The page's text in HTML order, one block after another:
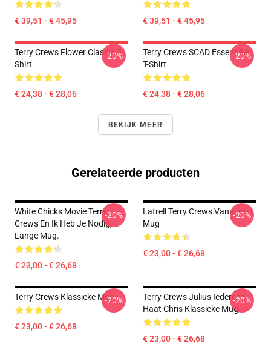
€ 39,51 - € 45,95 € 39,51 - € 45,95
Terry Crews Flower Classic T-
Shirt
€ 24,38 - € 28,06
-20%
Terry Crews SCAD Essentiële
T-Shirt
€ 24,38 - € 28,06
-20%
BEKIJK MEER
Gerelateerde producten
White Chicks Movie Terry
Crews En Ik Heb Je Nodig,
Lange Mug.
€ 23,00 - € 26,68
-20%
Latrell Terry Crews Vanavond
Mug
€ 23,00 - € 26,68
-20%
Terry Crews Klassieke Mug
€ 23,00 - € 26,68
-20%
Terry Crews Julius Iedereen
Haat Chris Klassieke Mug
€ 23,00 - € 26,68
-20%